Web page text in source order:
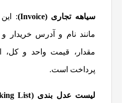
سیاهه تجاری (Invoice
)
:
مانند نام و آدرس خریدار
مقدار، قیمت واحد و کل،
پرداخت است.
لیست عدل بندی (List